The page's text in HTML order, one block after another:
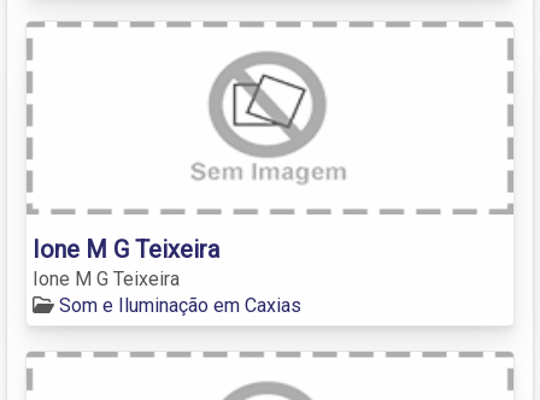
Ione M G Teixeira
Ione M G Teixeira
Som e Iluminação em Caxias